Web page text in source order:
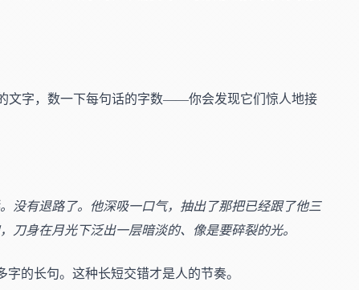
文字，数一下每句话的字数——你会发现它们惊人地接
没有退路了。他深吸一口气，抽出了那把已经跟了他三
刀身在月光下泛出一层暗淡的、像是要碎裂的光。
的长句。这种长短交错才是人的节奏。